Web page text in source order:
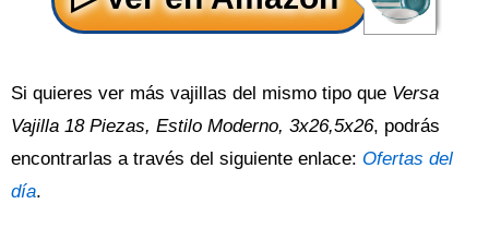
Si quieres ver más vajillas del mismo tipo que Versa
Vajilla 18 Piezas, Estilo Moderno, 3x26,5x26, podrás
encontrarlas a través del siguiente enlace: Ofertas del
día.